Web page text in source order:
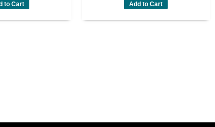
to Cart Add to Cart